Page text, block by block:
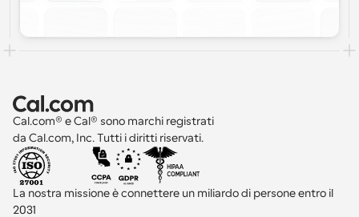
Cal.com® e Cal® sono marchi registrati
da Cal.com, Inc. Tutti i diritti riservati.
La nostra missione è connettere un miliardo di persone entro il
2031